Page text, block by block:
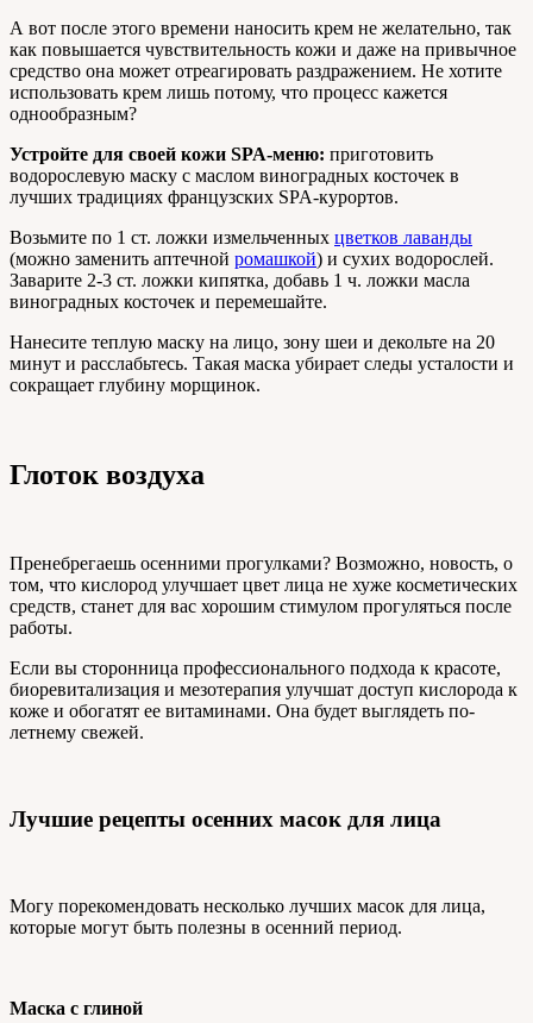
А вот после этого времени наносить крем не желательно, так
как повышается чувствительность кожи и даже на привычное
средство она может отреагировать раздражением. Не хотите
использовать крем лишь потому, что процесс кажется
однообразным?
Устройте для своей кожи SPA-меню: приготовить
водорослевую маску с маслом виноградных косточек в
лучших традициях французских SPA-курортов.
Возьмите по 1 ст. ложки измельченных цветков лаванды
(можно заменить аптечной ромашкой) и сухих водорослей.
Заварите 2-3 ст. ложки кипятка, добавь 1 ч. ложки масла
виноградных косточек и перемешайте.
Нанесите теплую маску на лицо, зону шеи и декольте на 20
минут и расслабьтесь. Такая маска убирает следы усталости и
сокращает глубину морщинок.
Глоток воздуха
Пренебрегаешь осенними прогулками? Возможно, новость, о
том, что кислород улучшает цвет лица не хуже косметических
средств, станет для вас хорошим стимулом прогуляться после
работы.
Если вы сторонница профессионального подхода к красоте,
биоревитализация и мезотерапия улучшат доступ кислорода к
коже и обогатят ее витаминами. Она будет выглядеть по-
летнему свежей.
Лучшие рецепты осенних масок для лица
Могу порекомендовать несколько лучших масок для лица,
которые могут быть полезны в осенний период.
Маска с глиной